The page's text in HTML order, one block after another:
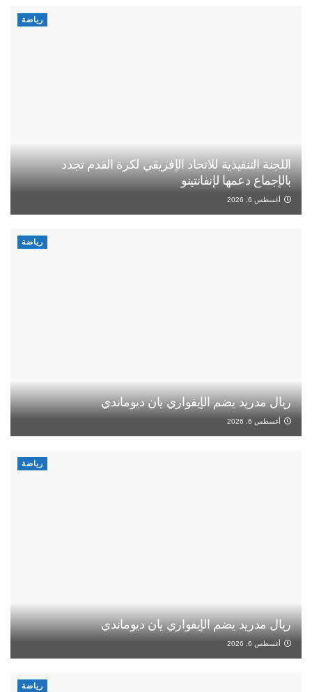
رياضة
اللجنة التنفيذية للاتحاد الإفريقي لكرة القدم تجدد
بالإجماع دعمها لإنفانتينو
أغسطس 6, 2026
رياضة
ريال مدريد يضم الإيفواري يان ديوماندي
أغسطس 6, 2026
رياضة
ريال مدريد يضم الإيفواري يان ديوماندي
أغسطس 6, 2026
رياضة